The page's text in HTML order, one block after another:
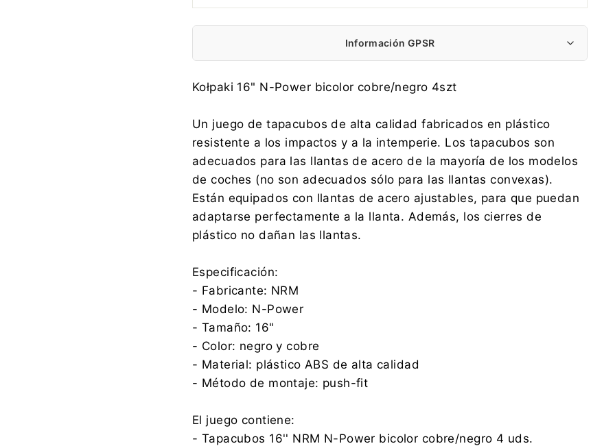
Información GPSR
Fabricante:
NRM Sp. z o.o.
Wspólna 7, 62-065 Grodzisk Wielkopolski
0048 614 448 683
Importador:
NRM Sp. z o.o.
Wspólna 7, 62-065 Grodzisk Wielkopolski
office@nrm.pl
0048 614 448 683
Kołpaki 16" N-Power bicolor cobre/negro 4szt
Un juego de tapacubos de alta calidad fabricados en plástico
resistente a los impactos y a la intemperie. Los tapacubos son
adecuados para las llantas de acero de la mayoría de los modelos
de coches (no son adecuados sólo para las llantas convexas).
Están equipados con llantas de acero ajustables, para que puedan
adaptarse perfectamente a la llanta. Además, los cierres de
plástico no dañan las llantas.
Especificación:
- Fabricante: NRM
- Modelo: N-Power
- Tamaño: 16"
- Color: negro y cobre
- Material: plástico ABS de alta calidad
- Método de montaje: push-fit
El juego contiene:
- Tapacubos 16'' NRM N-Power bicolor cobre/negro 4 uds.